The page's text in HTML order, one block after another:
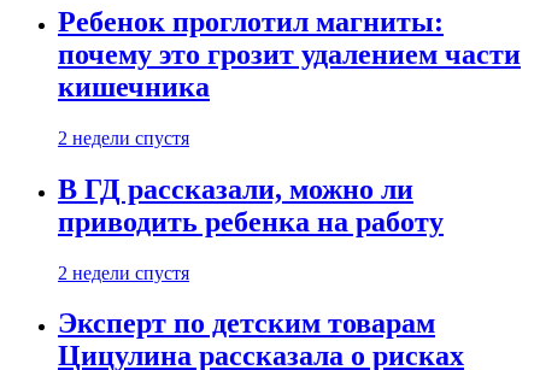
Ребенок проглотил магниты:
почему это грозит удалением части
кишечника
2 недели спустя
В ГД рассказали, можно ли
приводить ребенка на работу
2 недели спустя
Эксперт по детским товарам
Цицулина рассказала о рисках